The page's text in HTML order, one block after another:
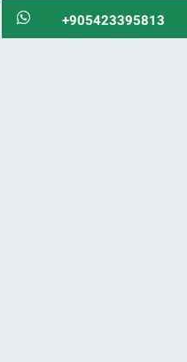
+905423395813